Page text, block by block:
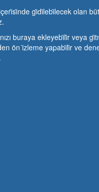
i̇çeri̇si̇nde gi̇di̇lebi̇lecek olan
buraya ekleyebi̇li̇r veya
ön i̇zleme yapabi̇li̇r ve